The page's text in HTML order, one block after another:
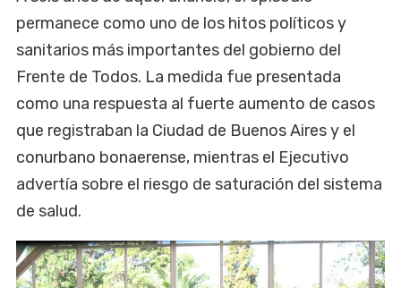
permanece como uno de los hitos políticos y
sanitarios más importantes del gobierno del
Frente de Todos. La medida fue presentada
como una respuesta al fuerte aumento de casos
que registraban la Ciudad de Buenos Aires y el
conurbano bonaerense, mientras el Ejecutivo
advertía sobre el riesgo de saturación del sistema
de salud.